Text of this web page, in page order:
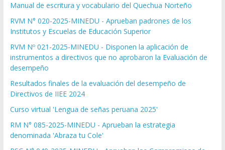
Manual de escritura y vocabulario del Quechua Norteño
RVM N° 020-2025-MINEDU - Aprueban padrones de los
Institutos y Escuelas de Educación Superior
RVM Nº 021-2025-MINEDU - Disponen la aplicación de
instrumentos a directivos que no aprobaron la Evaluación de
desempeño
Resultados finales de la evaluación del desempeño de
Directivos de IIEE 2024
Curso virtual 'Lengua de señas peruana 2025'
RM N° 085-2025-MINEDU - Aprueban la estrategia
denominada 'Abraza tu Cole'